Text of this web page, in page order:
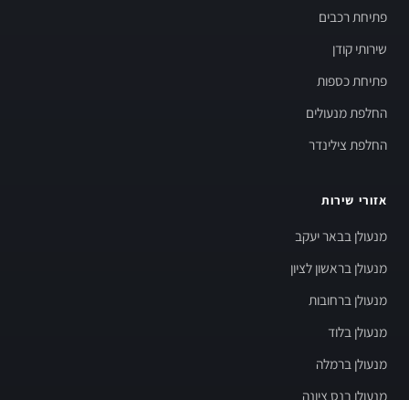
פתיחת רכבים
שירותי קודן
פתיחת כספות
החלפת מנעולים
החלפת צילינדר
אזורי שירות
מנעולן בבאר יעקב
מנעולן בראשון לציון
מנעולן ברחובות
מנעולן בלוד
מנעולן ברמלה
מנעולן בנס ציונה